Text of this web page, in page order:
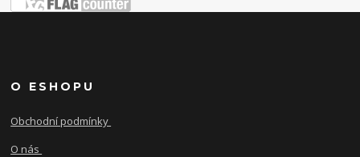
O ESHOPU
Obchodní podmínky
O nás